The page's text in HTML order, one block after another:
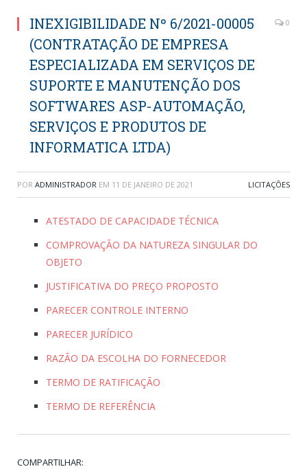
INEXIGIBILIDADE Nº 6/2021-00005
(CONTRATAÇÃO DE EMPRESA
ESPECIALIZADA EM SERVIÇOS DE
SUPORTE E MANUTENÇÃO DOS
SOFTWARES ASP-AUTOMAÇÃO,
SERVIÇOS E PRODUTOS DE
INFORMATICA LTDA)
0
POR ADMINISTRADOR EM 11 DE JANEIRO DE 2021 LICITAÇÕES
ATESTADO DE CAPACIDADE TÉCNICA
COMPROVAÇÃO DA NATUREZA SINGULAR DO
OBJETO
JUSTIFICATIVA DO PREÇO PROPOSTO
PARECER CONTROLE INTERNO
PARECER JURÍDICO
RAZÃO DA ESCOLHA DO FORNECEDOR
TERMO DE RATIFICAÇÃO
TERMO DE REFERÊNCIA
COMPARTILHAR: